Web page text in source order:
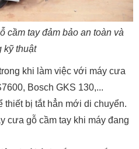
cầm tay đảm bảo an toàn và
kỹ thuật
khi làm việc với máy cưa
Bosch GKS 130,...
thiết bị tắt hẳn mới di chuyển.
cưa gỗ cầm tay khi máy đang